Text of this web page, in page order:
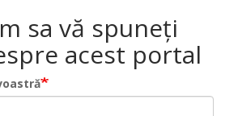
sa vă spuneți
acest portal